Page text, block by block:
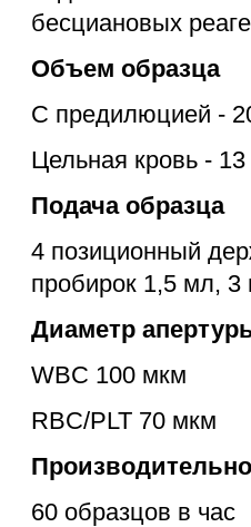
бесциановых
Объем образца
С предилюцией -
Цельная кровь -
Подача образца
4 позиционный
пробирок 1,5 мл,
Диаметр
WBC 100 мкм
RBC/PLT 70 мкм
60 образцов в час